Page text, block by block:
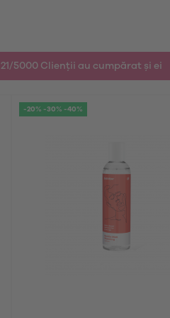
21/5000 Clienții au cumpărat și ei
-20% -30% -40%